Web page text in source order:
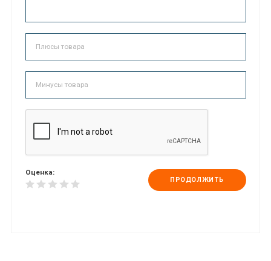
Оценка:
ПРОДОЛЖИТЬ